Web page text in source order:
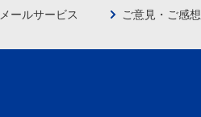
メールサービス ご意見・ご感想